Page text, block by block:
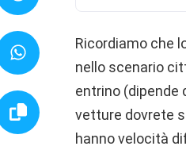
Ricordiamo che
nello scenario
entrino (dipende
vetture dovrete
hanno velocità